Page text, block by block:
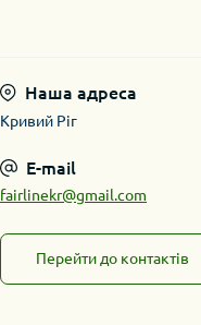
Наша адреса
Кривий Ріг
E-mail
fairlinekr@gmail.com
Перейти до контактів